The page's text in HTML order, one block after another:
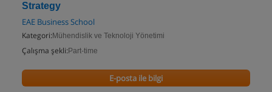
Strategy
EAE Business School
Kategori: Mühendislik ve Teknoloji Yönetimi
Çalışma şekli: Part-time
E-posta ile bilgi